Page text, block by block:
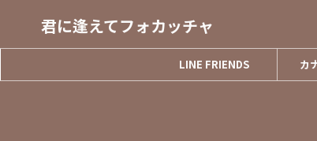
君に逢えてフォカッチャ
LINE FRIENDS カ